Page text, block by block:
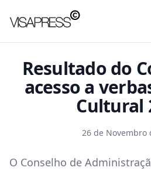
Visapress
Resultado do
acesso a
Cultural
26 de Novembro
O Conselho de